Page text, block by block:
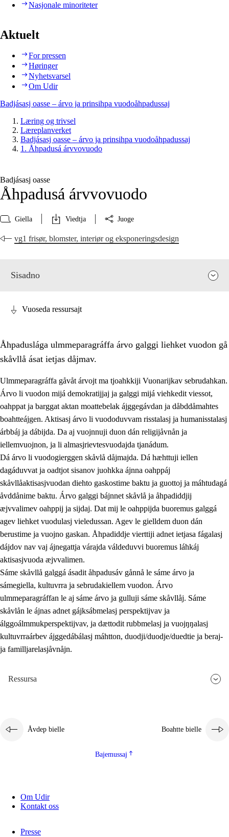
Nasjonale minoriteter
Aktuelt
For pressen
Høringer
Nyhetsvarsel
Om Udir
Badjásasj oasse – árvo ja prinsihpa vuodoåhpadussaj
Læring og trivsel
Læreplanverket
Badjásasj oasse – árvo ja prinsihpa vuodoåhpadussaj
1. Åhpadusá árvvovuodo
Badjásasj oasse
Åhpadusá árvvovuodo
Giella Viedtja Juoge
vg1 frisør, blomster, interiør og eksponeringsdesign
Sisadno
1. Åhpadusá árvvovuodo
1.1 Almasjárvvo
1.2 Identitiehtta ja kultuvralasj moattevuohta
1.3 Lájttális ájádallam ja estetihkalasj diedulasjvuohta
1.4 Dahkamávvo, berustibme ja diehtemvájnogisvuohta
1.5 Vieledus luonnduj ja birásdiedulasjvuohta
1.6 Demokratijja ja oassálasstem
Vuoseda ressursajt
Åhpaduslága ulmmeparagráffa árvo galggi liehket vuodon gå
skåvllå ásat ietjas dåjmav.
Ulmmeparagráffa gåvåt árvojt ma tjoahkkiji Vuonarijkav sebrudahkan.
Árvo li vuodon mijá demokratijjaj ja galggi mijá viehkedit viessot,
oahppat ja barggat aktan moattebelak ájggegávdan ja dåbddåmahtes
boahtteájgen. Aktisasj árvo li vuododuvvam risstalasj ja humanisstalasj
árbbáj ja dábijda. Da aj vuojnnuji duon dán religijåvnån ja
iellemvuojnon, ja li almasjrievtesvuodajda tjanádum.
Dá árvo li vuodogierggen skåvlå dåjmajda. Dá hæhttuji iellen
dagáduvvat ja oadtjot sisanov juohkka ájnna oahppáj
skåvllåaktisasjvuodan diehto gaskostime baktu ja guottoj ja máhtudagá
åvddånime baktu. Árvo galggi bájnnet skåvlå ja åhpadiddjij
æjvvalimev oahppij ja sijdaj. Dat mij le oahppijda buoremus galggá
agev liehket vuodulasj vieledussan. Agev le gielldem duon dán
berustime ja vuojno gaskan. Åhpadiddje vierttiji adnet ietjasa fágalasj
dájdov nav vaj ájnegattja várajda váldeduvvi buoremus láhkáj
aktisasjvuoda æjvvalimen.
Sáme skåvllå galggá ásadit åhpadusáv gånnå le sáme árvo ja
sámegiella, kultuvrra ja sebrudakiellem vuodon. Árvo
ulmmeparagráffan le aj sáme árvo ja gulluji sáme skåvllåj. Sáme
skåvlån le ájnas adnet gájksábmelasj perspektijvav ja
álggoálmmukperspektijvav, ja dættodit rubbmelasj ja vuojŋŋalasj
kultuvrraárbev ájggedábálasj máhtton, duodji/duodje/duedtie ja beraj-
ja familljarelasjåvnåjn.
Ressursa
Åvdep bielle Boahtte bielle
Bajemussaj
Om Udir
Kontakt oss
Presse